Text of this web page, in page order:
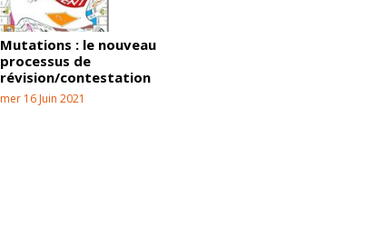
Mutations : le nouveau
processus de
révision/contestation
mer 16 Juin 2021